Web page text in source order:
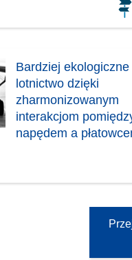
Bardziej ekologiczne
lotnictwo dzięki
zharmonizowanym
interakcjom
napędem a